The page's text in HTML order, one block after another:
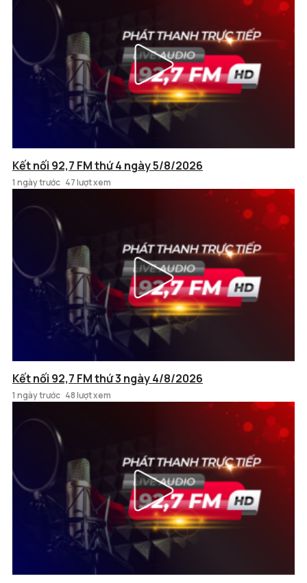
Kết nối 92,7 FM thứ 4 ngày 5/8/2026
1 ngày trước 47 lượt xem
Kết nối 92,7 FM thứ 3 ngày 4/8/2026
1 ngày trước 48 lượt xem